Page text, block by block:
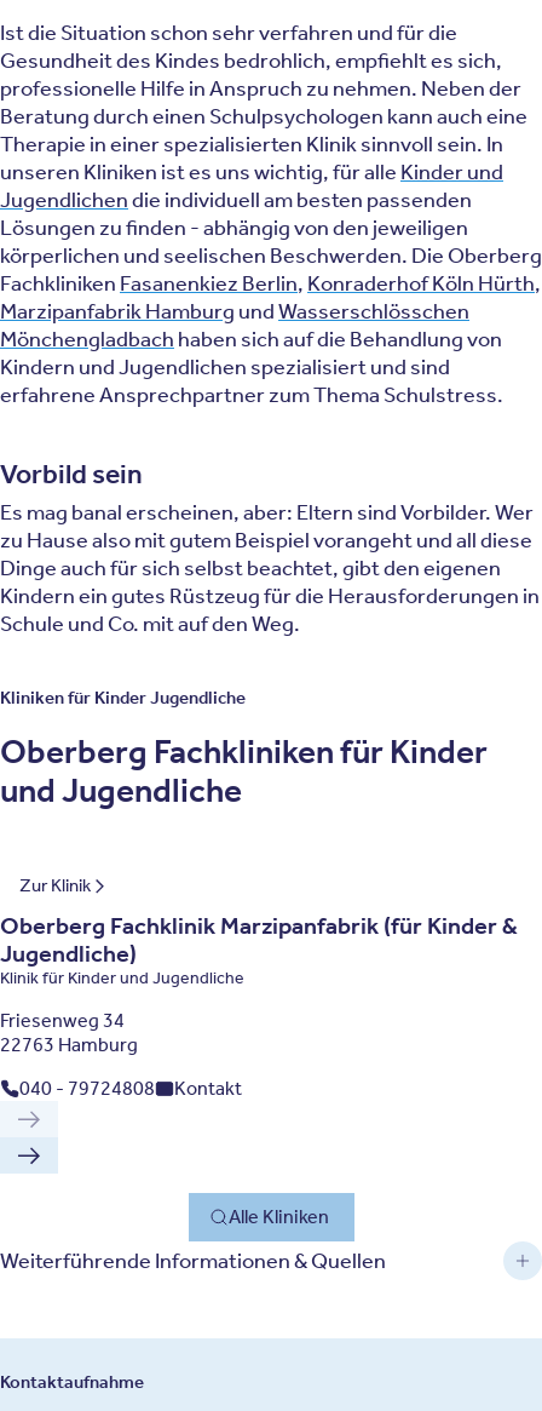
Ist die Situation schon sehr verfahren und für die
Gesundheit des Kindes bedrohlich, empfiehlt es sich,
professionelle Hilfe in Anspruch zu nehmen. Neben der
Beratung durch einen Schulpsychologen kann auch eine
Therapie in einer spezialisierten Klinik sinnvoll sein. In
unseren Kliniken ist es uns wichtig, für alle Kinder und
Jugendlichendie individuell am besten passenden
Lösungen zu finden - abhängig von den jeweiligen
körperlichen und seelischen Beschwerden. Die Oberberg
Fachkliniken Fasanenkiez Berlin, Konraderhof Köln Hürth,
Marzipanfabrik Hamburg undWasserschlösschen
Mönchengladbach haben sich auf die Behandlung von
Kindern und Jugendlichen spezialisiert und sind
erfahrene Ansprechpartner zum Thema Schulstress.
Vorbild sein
Es mag banal erscheinen, aber: Eltern sind Vorbilder. Wer
zu Hause also mit gutem Beispiel vorangeht und all diese
Dinge auch für sich selbst beachtet, gibt den eigenen
Kindern ein gutes Rüstzeug für die Herausforderungen in
Schule und Co. mit auf den Weg.
Kliniken für Kinder Jugendliche
Oberberg Fachkliniken für Kinder
und Jugendliche
Zur Klinik
Hamburg
Oberberg Fachklinik Marzipanfabrik (für Kinder &
Jugendliche)
Klinik für Kinder und Jugendliche
Friesenweg 34
22763 Hamburg
040 - 79724808
Kontakt
Vorherige Klinik
Nächste Klinik
Alle Kliniken
Weiterführende Informationen & Quellen
Kontaktaufnahme